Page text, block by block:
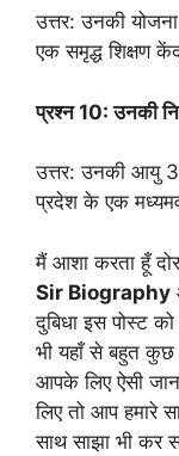
उत्तर: उनकी
एक समृद्ध शिक्षण
प्रश्न 10: उनकी
उत्तर: उनकी आयु
प्रदेश के एक
मैं आशा करता हूँ
Sir Biography
दुबिधा इस पोस्ट
भी यहाँ से बहुत कुछ
आपके लिए ऐसी
लिए तो आप हमारे
साथ साझा भी कर